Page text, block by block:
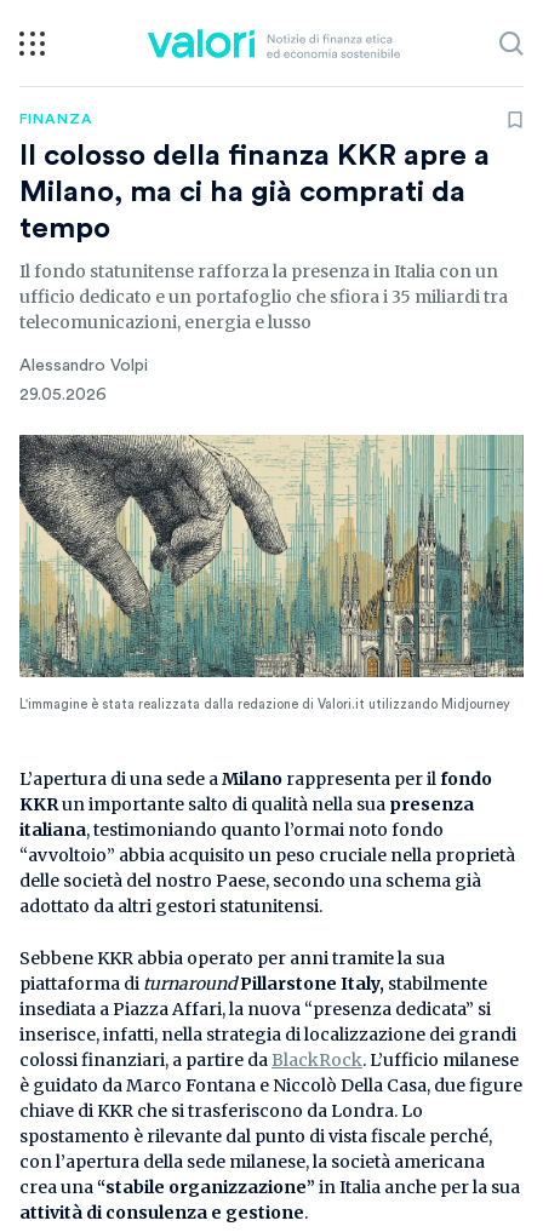
FINANZA
Il colosso della finanza KKR apre a
Milano, ma ci ha già comprati da
tempo
Il fondo statunitense rafforza la presenza in Italia con un
ufficio dedicato e un portafoglio che sfiora i 35 miliardi tra
telecomunicazioni, energia e lusso
Alessandro Volpi
29.05.2026
L'immagine è stata realizzata dalla redazione di Valori.it utilizzando Midjourney
L’apertura di una sede aMilano rappresenta per ilfondo
KKRun importante salto di qualità nella sua presenza
italiana, testimoniando quanto l’ormai noto fondo
“avvoltoio” abbia acquisito un peso cruciale nella proprietà
delle società del nostro Paese, secondo una schema già
adottato da altri gestori statunitensi.
Sebbene KKR abbia operato per anni tramite la sua
piattaforma di turnaroundPillarstone Italy, stabilmente
insediata a Piazza Affari, la nuova “presenza dedicata” si
inserisce, infatti, nella strategia di localizzazione dei grandi
colossi finanziari, a partire da BlackRock. L’ufficio milanese
è guidato da Marco Fontana e Niccolò Della Casa, due figure
chiave di KKR che si trasferiscono da Londra. Lo
spostamento è rilevante dal punto di vista fiscale perché,
con l’apertura della sede milanese, la società americana
crea una“stabile organizzazione” in Italia anche per la sua
attività di consulenza e gestione.